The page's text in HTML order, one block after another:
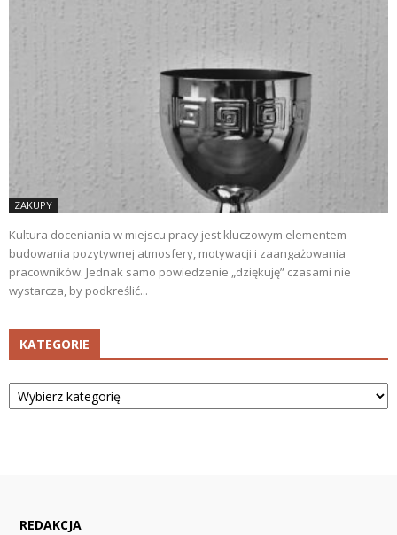
ZAKUPY
Kultura doceniania w miejscu pracy jest kluczowym elementem
budowania pozytywnej atmosfery, motywacji i zaangażowania
pracowników. Jednak samo powiedzenie „dziękuję” czasami nie
wystarcza, by podkreślić...
KATEGORIE
Kategorie
REDAKCJA